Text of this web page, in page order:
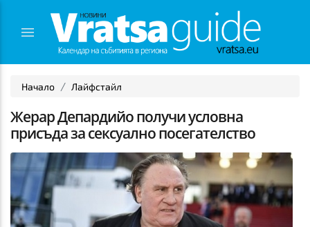
Начало Лайфстайл
Жерар Депардийо получи условна
присъда за сексуално посегателство